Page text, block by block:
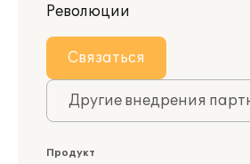
Революции
Связаться
Другие внедрения
Продукт